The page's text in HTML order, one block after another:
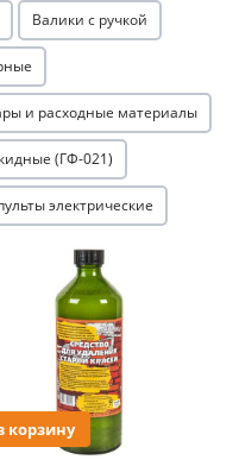
Валики с ручкой
и расходные материалы
(ГФ-021)
электрические
корзину